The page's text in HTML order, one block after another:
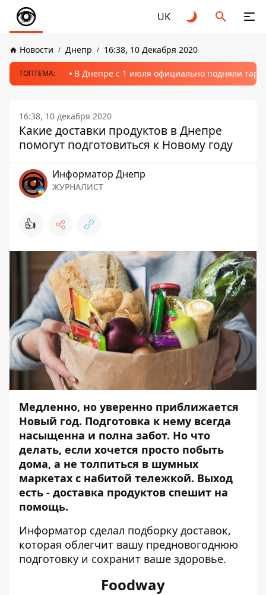
UK
Новости Днепр 16:38, 10 Декабря 2020
ТОПТЕМА: В Днепре с 1 июля официально подняли
16:38, 10 декабря 2020
Какие доставки продуктов в Днепре
помогут подготовиться к Новому году
Информатор Днепр
ЖУРНАЛИСТ
👍
Медленно, но уверенно приближается
Новый год. Подготовка к нему всегда
насыщенна и полна забот. Но что
делать, если хочется просто побыть
дома, а не толпиться в шумных
маркетах с набитой тележкой. Выход
есть - доставка продуктов спешит на
помощь.
Информатор сделал подборку доставок,
которая облегчит вашу предновогоднюю
подготовку и сохранит ваше здоровье.
Foodway